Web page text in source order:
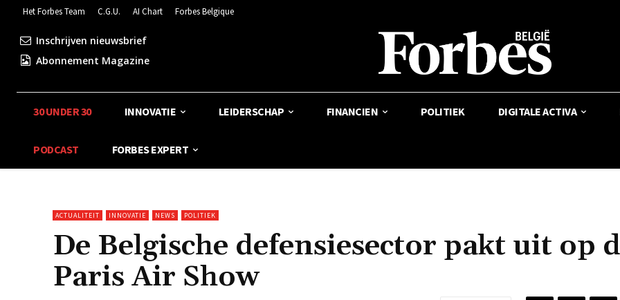
Het Forbes Team C.G.U. AI Chart Forbes Belgique
Inschrijven nieuwsbrief
Abonnement Magazine
30 UNDER 30 INNOVATIE LEIDERSCHAP FINANCIEN POLITIEK DIGITALE ACTIVA
PODCAST FORBES EXPERT
ACTUALITEIT INNOVATIE NEWS POLITIEK
De Belgische defensiesector pakt uit op
Paris Air Show